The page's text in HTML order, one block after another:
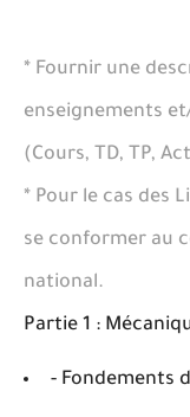
* Fournir une
enseignements
(Cours, TD, TP,
* Pour le cas des
se conformer au
national.
Partie 1 :
- Fondements